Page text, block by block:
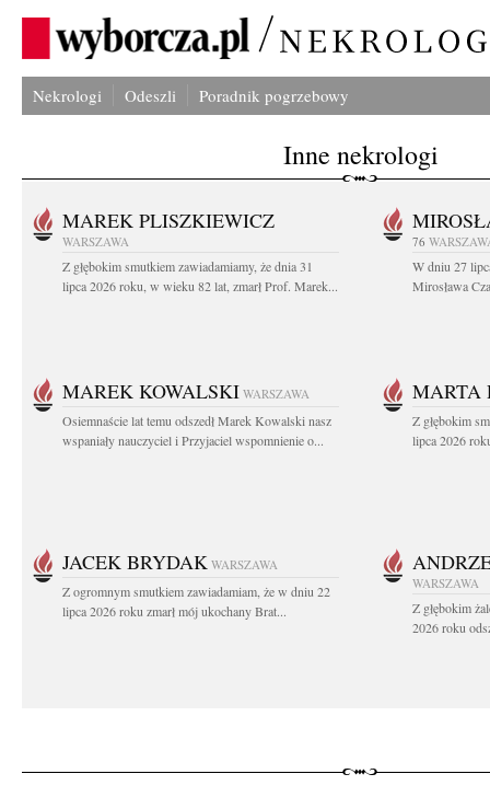
Nekrologi Odeszli Poradnik pogrzebowy
Inne nekrologi
MAREK PLISZKIEWICZ
WARSZAWA
Z głębokim smutkiem zawiadamiamy, że dnia 31
lipca 2026 roku, w wieku 82 lat, zmarł Prof. Marek...
76
W dniu 27
Mirosława
MAREK KOWALSKI WARSZAWA
Osiemnaście lat temu odszedł Marek Kowalski nasz
wspaniały nauczyciel i Przyjaciel wspomnienie o...
MARTA
Z głębokim
lipca 2026
JACEK BRYDAK WARSZAWA
Z ogromnym smutkiem zawiadamiam, że w dniu 22
lipca 2026 roku zmarł mój ukochany Brat...
WARSZAWA
Z głębokim
2026 roku